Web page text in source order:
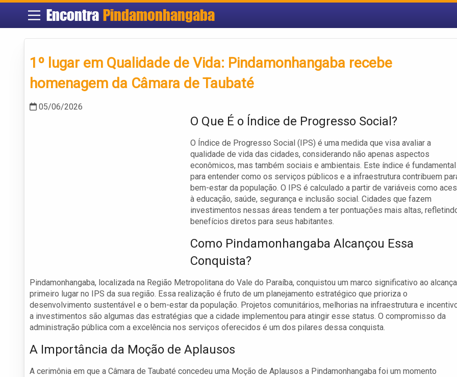
Encontra Pindamonhangaba
1º lugar em Qualidade de Vida: Pindamonhangaba recebe
homenagem da Câmara de Taubaté
05/06/2026
O Que É o Índice de Progresso Social?
O Índice de Progresso Social (IPS) é uma medida que visa avaliar a
qualidade de vida das cidades, considerando não apenas aspectos
econômicos, mas também sociais e ambientais. Este índice é fundamental
para entender como os serviços públicos e a infraestrutura contribuem
bem-estar da população. O IPS é calculado a partir de variáveis como
à educação, saúde, segurança e inclusão social. Cidades que fazem
investimentos nessas áreas tendem a ter pontuações mais altas,
benefícios diretos para seus habitantes.
Como Pindamonhangaba Alcançou Essa
Conquista?
Pindamonhangaba, localizada na Região Metropolitana do Vale do Paraíba, conquistou um marco significativo ao
primeiro lugar no IPS da sua região. Essa realização é fruto de um planejamento estratégico que prioriza o
desenvolvimento sustentável e o bem-estar da população. Projetos comunitários, melhorias na infraestrutura e
a investimentos são algumas das estratégias que a cidade implementou para atingir esse status. O compromisso da
administração pública com a excelência nos serviços oferecidos é um dos pilares dessa conquista.
A Importância da Moção de Aplausos
A cerimônia em que a Câmara de Taubaté concedeu uma Moção de Aplausos a Pindamonhangaba foi um momento